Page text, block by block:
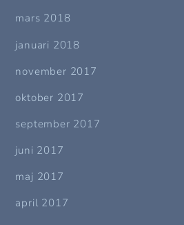
mars 2018
januari 2018
november 2017
oktober 2017
september 2017
juni 2017
maj 2017
april 2017